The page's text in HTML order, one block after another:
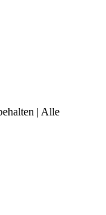
| Alle